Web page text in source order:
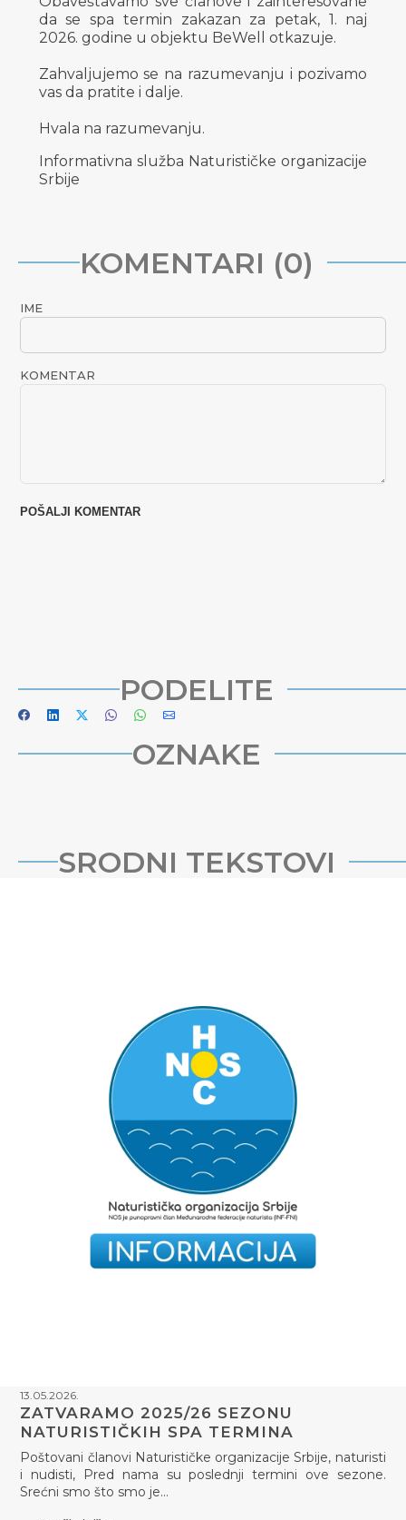
da se spa termin zakazan za petak, 1. naj
2026. godine u objektu BeWell otkazuje.
Zahvaljujemo se na razumevanju i pozivamo
vas da pratite i dalje.
Hvala na razumevanju.
Informativna služba Naturističke organizacije
Srbije
KOMENTARI (0)
IME
KOMENTAR
PODELITE
OZNAKE
SRODNI TEKSTOVI
13.05.2026.
ZATVARAMO 2025/26 SEZONU
NATURISTIČKIH SPA TERMINA
Poštovani članovi Naturističke organizacije Srbije, naturisti
i nudisti, Pred nama su poslednji termini ove sezone.
Srećni smo što smo je…